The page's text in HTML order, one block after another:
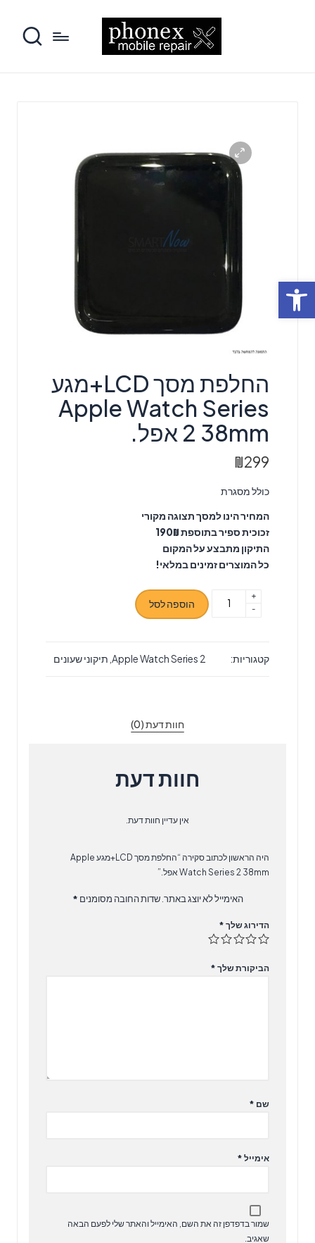
פתח סרגל נגישות
החלפת מסך LCD+מגע
Apple Watch Series
2 38mm אפל.
₪299
כולל מסגרת
המחיר הינו למסך תצוגה מקורי
זכוכית ספיר בתוספת 190₪
התיקון מתבצע על המקום
כל המוצרים זמינים במלאי!
כמות
LCD+מגע
-
+
הוספה לסל
קטגוריות: Apple Watch Series 2 תיקוני שעונים
חוות דעת (0)
חוות דעת
אין עדיין חוות דעת.
היה הראשון לכתוב סקירה “החלפת מסך LCD+מגע Apple
Watch Series 2 38mm אפל.”
האימייל לא יוצג באתר. שדות החובה מסומנים *
הדירוג שלך *
הביקורת שלך *
שם *
אימייל *
שמור בדפדפן זה את השם, האימייל והאתר שלי לפעם הבאה
שאגיב.